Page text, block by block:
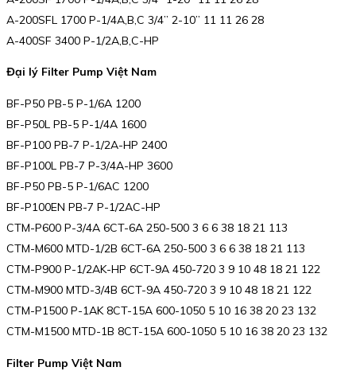
A-200SFL 1700 P-1/4A,B,C 3/4” 2-10” 11 11 26 28
A-400SF 3400 P-1/2A,B,C-HP
Đại lý Filter Pump Việt Nam
BF-P50 PB-5 P-1/6A 1200
BF-P50L PB-5 P-1/4A 1600
BF-P100 PB-7 P-1/2A-HP 2400
BF-P100L PB-7 P-3/4A-HP 3600
BF-P50 PB-5 P-1/6AC 1200
BF-P100EN PB-7 P-1/2AC-HP
CTM-P600 P-3/4A 6CT-6A 250-500 3 6 6 38 18 21 113
CTM-M600 MTD-1/2B 6CT-6A 250-500 3 6 6 38 18 21 113
CTM-P900 P-1/2AK-HP 6CT-9A 450-720 3 9 10 48 18 21 122
CTM-M900 MTD-3/4B 6CT-9A 450-720 3 9 10 48 18 21 122
CTM-P1500 P-1AK 8CT-15A 600-1050 5 10 16 38 20 23 132
CTM-M1500 MTD-1B 8CT-15A 600-1050 5 10 16 38 20 23 132
Filter Pump Việt Nam